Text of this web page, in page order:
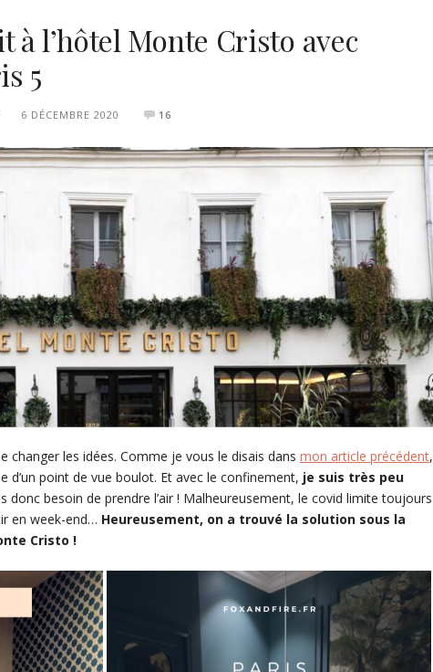
à l’hôtel Monte Cristo avec
5
6 DÉCEMBRE 2020 16
changer les idées. Comme je vous le disais dans mon article précédent,
point de vue boulot. Et avec le confinement, je suis très peu
donc besoin de prendre l’air ! Malheureusement, le covid limite toujours
en week-end… Heureusement, on a trouvé la solution sous la
Cristo !